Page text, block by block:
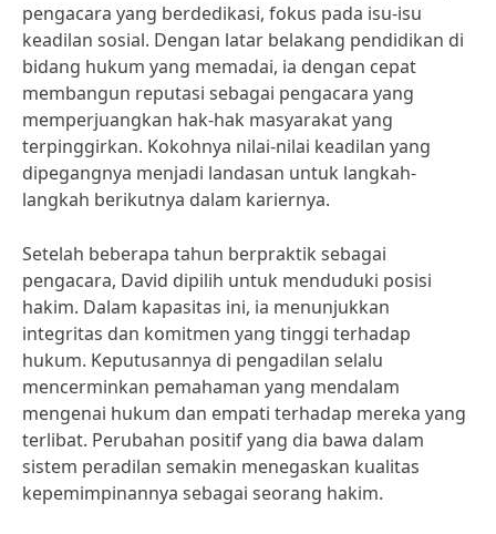
pengacara yang berdedikasi, fokus pada isu-isu
keadilan sosial. Dengan latar belakang pendidikan di
bidang hukum yang memadai, ia dengan cepat
membangun reputasi sebagai pengacara yang
memperjuangkan hak-hak masyarakat yang
terpinggirkan. Kokohnya nilai-nilai keadilan yang
dipegangnya menjadi landasan untuk langkah-
langkah berikutnya dalam kariernya.
Setelah beberapa tahun berpraktik sebagai
pengacara, David dipilih untuk menduduki posisi
hakim. Dalam kapasitas ini, ia menunjukkan
integritas dan komitmen yang tinggi terhadap
hukum. Keputusannya di pengadilan selalu
mencerminkan pemahaman yang mendalam
mengenai hukum dan empati terhadap mereka yang
terlibat. Perubahan positif yang dia bawa dalam
sistem peradilan semakin menegaskan kualitas
kepemimpinannya sebagai seorang hakim.